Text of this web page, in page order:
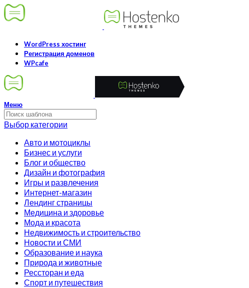
WordPress хостинг
Регистрация доменов
WPcafe
Меню
Выбор категории
Авто и мотоциклы
Бизнес и услуги
Блог и общество
Дизайн и фотография
Игры и развлечения
Интернет-магазин
Лендинг страницы
Медицина и здоровье
Мода и красота
Недвижимость и строительство
Новости и СМИ
Образование и наука
Природа и животные
Рессторан и еда
Спорт и путешествия